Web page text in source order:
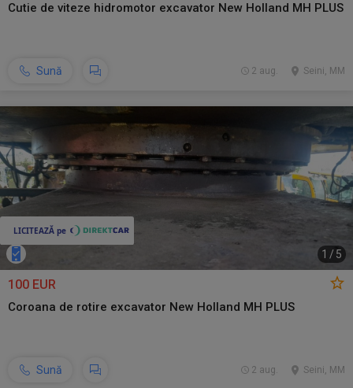
Cutie de viteze hidromotor excavator New Holland MH PLUS
Sună Seini, MM
2 aug.
1 / 5
100 EUR
Coroana de rotire excavator New Holland MH PLUS
Sună Seini, MM
2 aug.